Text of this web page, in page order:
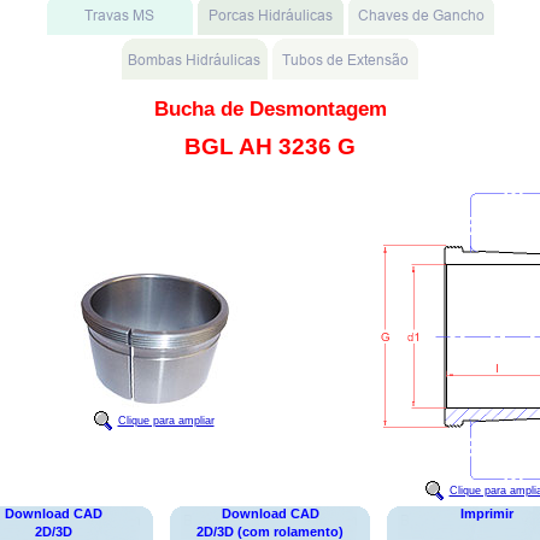
Bucha de Desmontagem
BGL AH 3236 G
Clique para ampliar
Clique para
Download CAD
2D/3D
Download CAD
2D/3D (com rolamento)
Imprimir